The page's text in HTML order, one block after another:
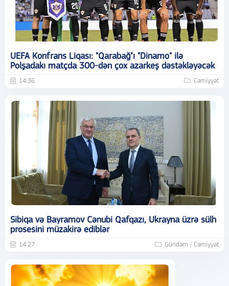
UEFA Konfrans Liqası: "Qarabağ"ı "Dinamo" ilə
Polşadakı matçda 300-dən çox azarkeş dəstəkləyəcək
14:36 Cəmiyyət
Sibiqa və Bayramov Cənubi Qafqazı, Ukrayna üzrə sülh
prosesini müzakirə ediblər
14:27 Gündəm / Cəmiyyət